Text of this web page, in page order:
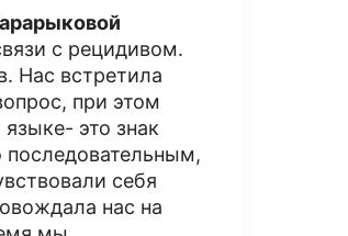
с рецидивом.
Нас встретила
при этом
это знак
себя
нас на